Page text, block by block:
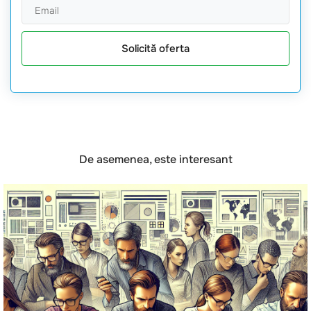
Solicită oferta
De asemenea, este interesant